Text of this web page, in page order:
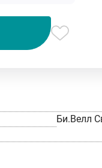
Би.Велл